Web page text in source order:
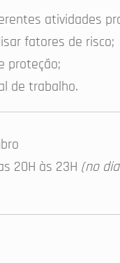
atividades
fatores de risco;
proteção;
de trabalho.
20H às 23H (no